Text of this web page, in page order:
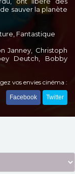
sauver la planète
Fantastique
Janney, Christoph
Deutch, Bobby
vos envies cinéma :
Facebook Twitter